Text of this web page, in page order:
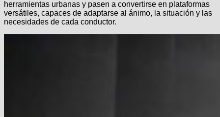
herramientas urbanas y pasen a convertirse en plataformas
versátiles, capaces de adaptarse al ánimo, la situación y las
necesidades de cada conductor.